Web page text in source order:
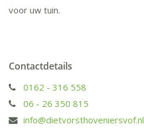
voor uw tuin.
Contactdetails
0162 - 316 558
06 - 26 350 815
info@dietvorsthoveniersvof.nl